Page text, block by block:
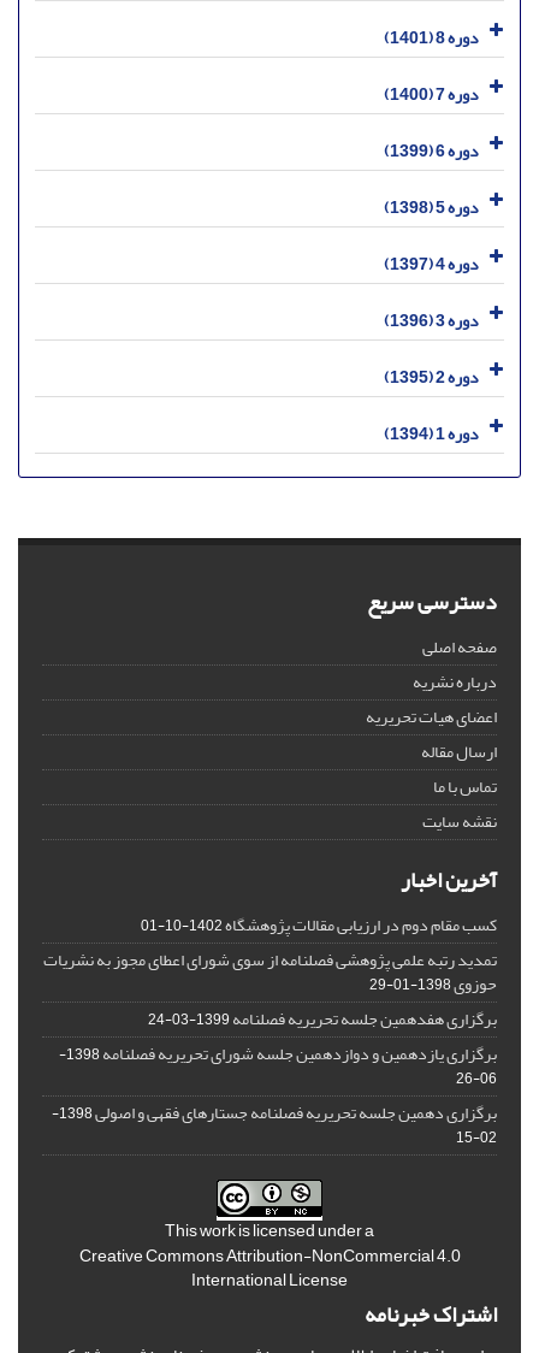
دوره 8 (1401)
دوره 7 (1400)
دوره 6 (1399)
دوره 5 (1398)
دوره 4 (1397)
دوره 3 (1396)
دوره 2 (1395)
دوره 1 (1394)
دسترسی سریع
صفحه اصلی
درباره نشریه
اعضای هیات تحریریه
ارسال مقاله
تماس با ما
نقشه سایت
آخرین اخبار
کسب مقام دوم در ارزیابی مقالات پژوهشگاه1402-10-01
تمدید رتبه علمی پژوهشی فصلنامه از سوی شورای اعطای مجوز به نشریات
حوزوی1398-01-29
برگزاری هفدهمین جلسه تحریریه فصلنامه1399-03-24
برگزاری یازدهمین و دوازدهمین جلسه شورای تحریریه فصلنامه
1398-
06-26
برگزاری دهمین جلسه تحریریه فصلنامه جستارهای فقهی و اصولی
1398-
02-15
This work is licensed under a
Creative Commons Attribution-NonCommercial 4.0
International License
اشتراک خبرنامه